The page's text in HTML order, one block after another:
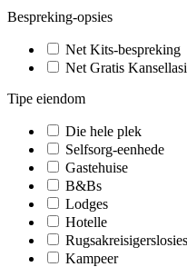
Bespreking-opsies
Net Kits-bespreking
Net Gratis
Tipe eiendom
Die hele plek
Selfsorg-eenhede
Gastehuise
B&Bs
Lodges
Hotelle
Rugsakreisigerslosies
Kampeer